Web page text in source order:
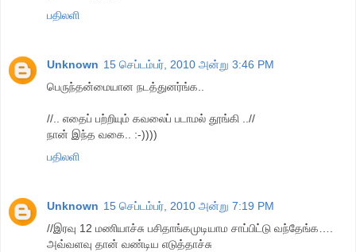
பதிலளி
Unknown 15 செப்டம்பர், 2010 அன்று 3:46 PM
பெருந்தன்மையான நடத்துனர்ங்க..
//.. எதைப் பற்றியும் கவலைப் படாமல் தூங்கி ..//
நான் இந்த வகை.. :-))))
பதிலளி
Unknown 15 செப்டம்பர், 2010 அன்று 7:19 PM
//இரவு 12 மணியாச்சு பசிதாங்கமுடியாம சாப்பிட்டு வந்தேங்க….
அவ்வளவு தான் வண்டிய எடுத்தாச்சு